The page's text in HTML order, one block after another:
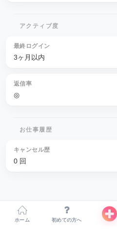
アクティブ度
最終ログイン
3ヶ月以内
返信率
◎
お仕事履歴
キャンセル歴
0 回
ホーム 初めての方へ